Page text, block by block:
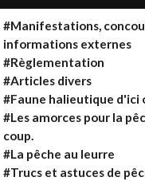
#Manifestations,
informations externes
#Règlementation
#Articles divers
#Faune halieutique d'ici
#Les amorces pour la
coup.
#La pêche au leurre
#Trucs et astuces de